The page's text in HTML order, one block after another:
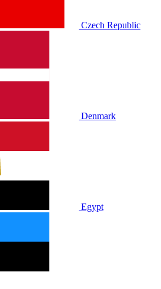
Czech Republic
Denmark
Egypt